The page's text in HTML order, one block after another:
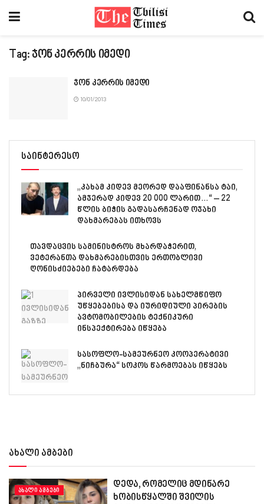
Tag: ჯონ კერრის იმედი
ჯონ კერრის იმედი
10/01/2013
საინტერესო
„კახამ კიდევ მეორედ დააფინანსა ტაი,
ამჯერად კიდევ 20 000 ლარით…“ – 22
წლის ბიჭის გადასარჩენად ოჯახი
დახმარებას ითხოვს
თავდაცვის სამინისტროს მხარდაჭერით,
ვეტერანთა დახმარებისთვის ერთობლივი
ღონისძიებები ჩატარდება
პირველი ივლისიდან სახელმწიფო
უწყებებისა და იურიდიული პირების
ავტომობილების ტექნიკური
ინსპექტირება იწყება
სასოფლო-სამეურნეო კოოპერატივი
„ნიჩბურა“ სოკოს წარმოებას იწყებს
ახალი ამბები
ᲐᲮᲐᲚᲘ ᲐᲛᲑᲔᲑᲘ
დედა, რომელიც მდინარე
ხობისწყალში შვილის